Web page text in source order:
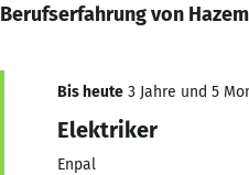
Berufserfahrung von
Bis heute 3 Jahre und 5
Elektriker
Enpal